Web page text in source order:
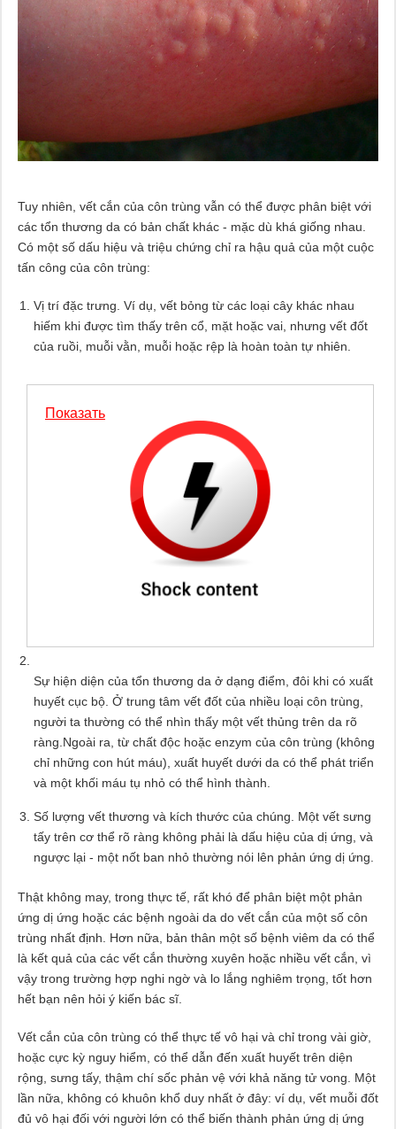
Tuy nhiên, vết cắn của côn trùng vẫn có thể được phân biệt với
các tổn thương da có bản chất khác - mặc dù khá giống nhau.
Có một số dấu hiệu và triệu chứng chỉ ra hậu quả của một cuộc
tấn công của côn trùng:
Vị trí đặc trưng. Ví dụ, vết bỏng từ các loại cây khác nhau
hiếm khi được tìm thấy trên cổ, mặt hoặc vai, nhưng vết đốt
của ruồi, muỗi vằn, muỗi hoặc rệp là hoàn toàn tự nhiên.
Показать
Sự hiện diện của tổn thương da ở dạng điểm, đôi khi có xuất
huyết cục bộ. Ở trung tâm vết đốt của nhiều loại côn trùng,
người ta thường có thể nhìn thấy một vết thủng trên da rõ
ràng.Ngoài ra, từ chất độc hoặc enzym của côn trùng (không
chỉ những con hút máu), xuất huyết dưới da có thể phát triển
và một khối máu tụ nhỏ có thể hình thành.
Số lượng vết thương và kích thước của chúng. Một vết sưng
tấy trên cơ thể rõ ràng không phải là dấu hiệu của dị ứng, và
ngược lại - một nốt ban nhỏ thường nói lên phản ứng dị ứng.
Thật không may, trong thực tế, rất khó để phân biệt một phản
ứng dị ứng hoặc các bệnh ngoài da do vết cắn của một số côn
trùng nhất định. Hơn nữa, bản thân một số bệnh viêm da có thể
là kết quả của các vết cắn thường xuyên hoặc nhiều vết cắn, vì
vậy trong trường hợp nghi ngờ và lo lắng nghiêm trọng, tốt hơn
hết bạn nên hỏi ý kiến ​​bác sĩ.
Vết cắn của côn trùng có thể thực tế vô hại và chỉ trong vài giờ,
hoặc cực kỳ nguy hiểm, có thể dẫn đến xuất huyết trên diện
rộng, sưng tấy, thậm chí sốc phản vệ với khả năng tử vong. Một
lần nữa, không có khuôn khổ duy nhất ở đây: ví dụ, vết muỗi đốt
đủ vô hại đối với người lớn có thể biến thành phản ứng dị ứng